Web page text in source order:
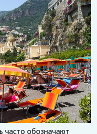
часто обозначают